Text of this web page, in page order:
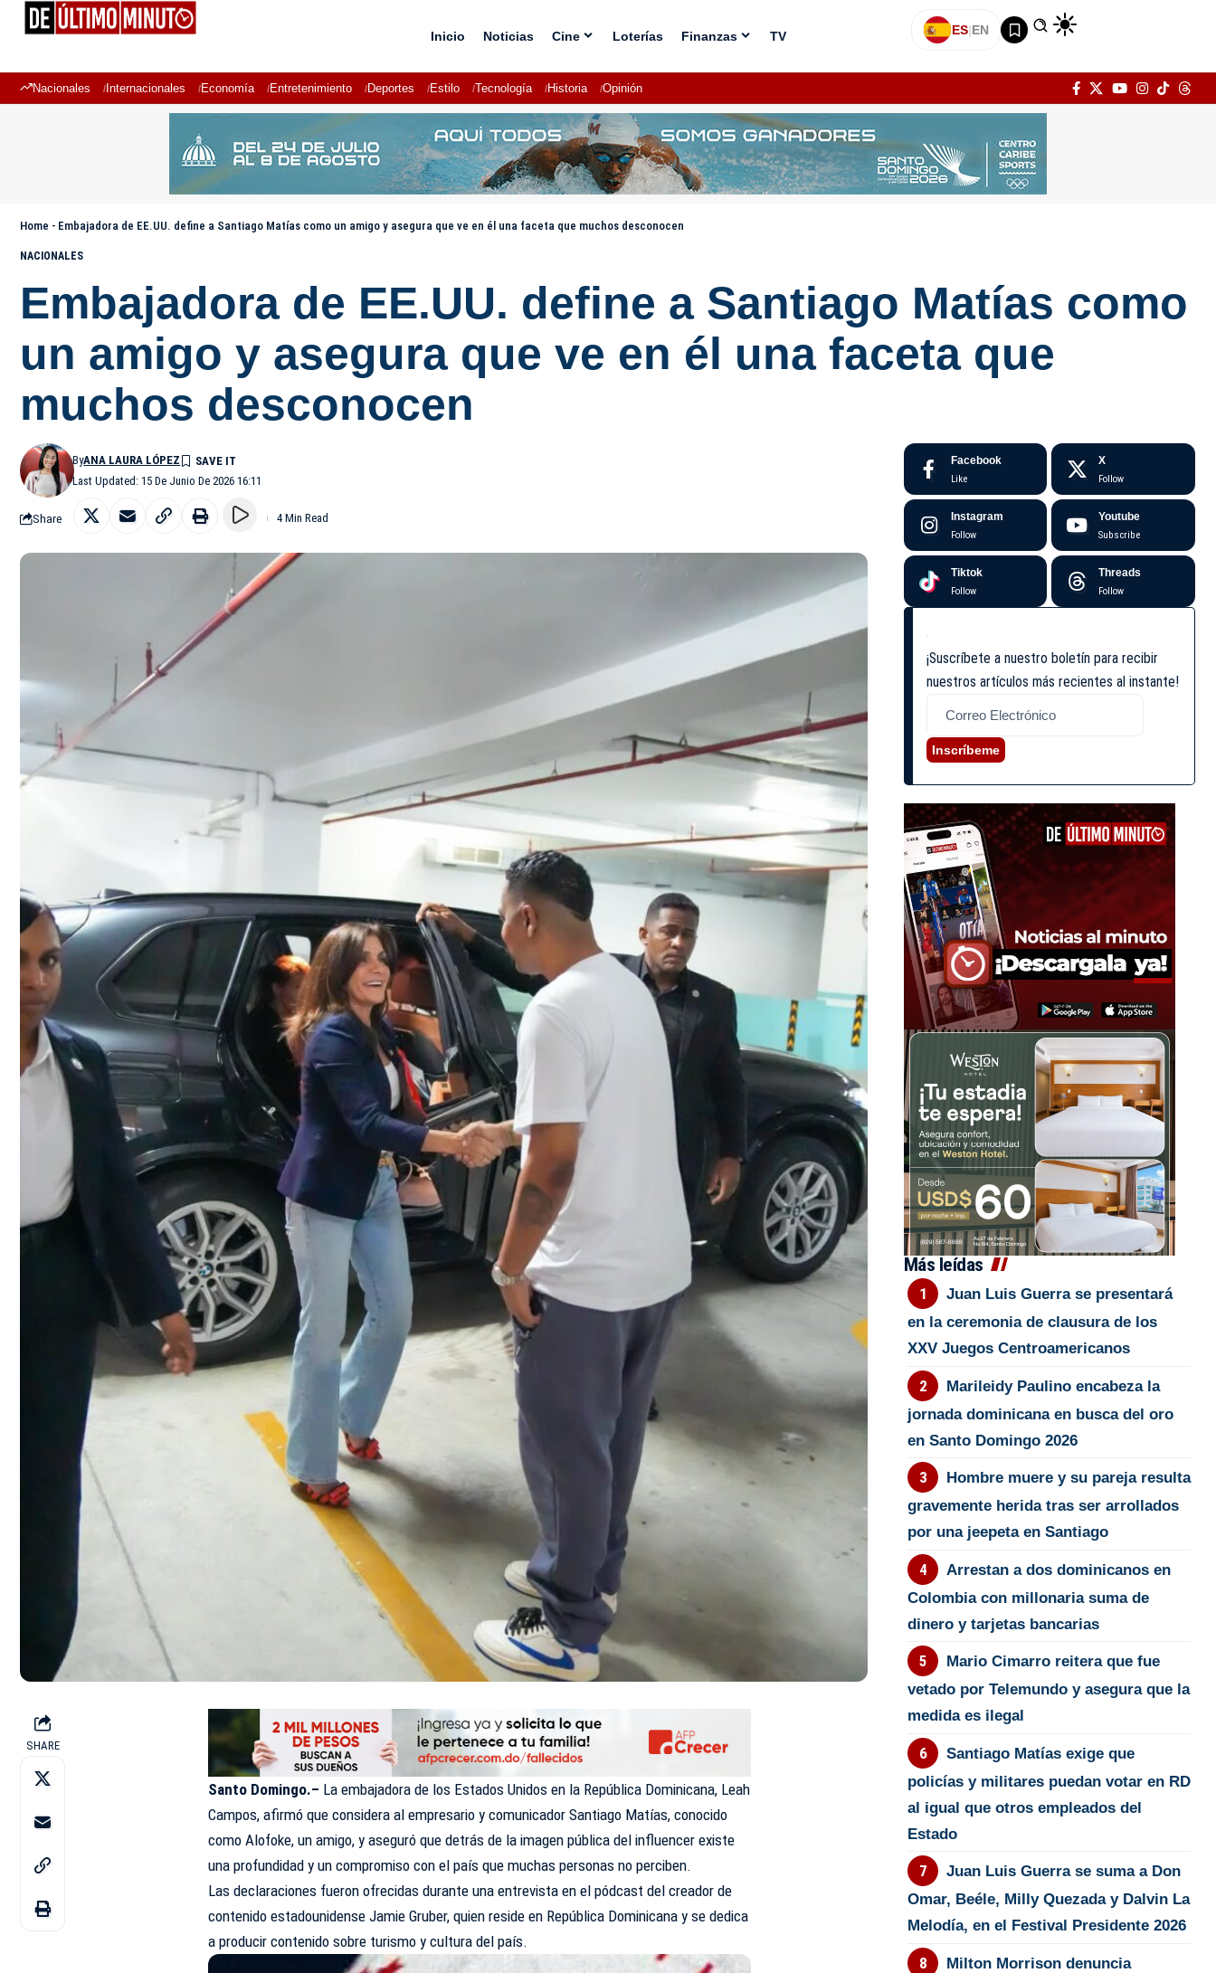
Inicio Noticias Cine Loterías Finanzas TV ES|EN
Nacionales Internacionales Economía Entretenimiento Deportes Estilo Tecnología Historia Opinión
Home - Embajadora de EE.UU. define a Santiago Matías como un amigo y asegura que ve en él una faceta que muchos desconocen
NACIONALES
Embajadora de EE.UU. define a Santiago Matías como
un amigo y asegura que ve en él una faceta que
muchos desconocen
Last Updated: 15 De Junio De 2026 16:11
ByANA LAURA LÓPEZ
Share 4 Min Read
SHARE
Santo Domingo.– La embajadora de los Estados Unidos en la República Dominicana, Leah
Campos, afirmó que considera al empresario y comunicador Santiago Matías, conocido
como Alofoke, un amigo, y aseguró que detrás de la imagen pública del influencer existe
una profundidad y un compromiso con el país que muchas personas no perciben.
Las declaraciones fueron ofrecidas durante una entrevista en el pódcast del creador de
contenido estadounidense Jamie Gruber, quien reside en República Dominicana y se dedica
a producir contenido sobre turismo y cultura del país.
Facebook
Like
X
Follow
Instagram
Follow
Youtube
Subscribe
Tiktok
Follow
Threads
Follow
¡Suscríbete a nuestro boletín para recibir
nuestros artículos más recientes al instante!
Inscríbeme
Más leídas
Juan Luis Guerra se presentará
en la ceremonia de clausura de los
XXV Juegos Centroamericanos
Marileidy Paulino encabeza la
jornada dominicana en busca del oro
en Santo Domingo 2026
Hombre muere y su pareja resulta
gravemente herida tras ser arrollados
por una jeepeta en Santiago
Arrestan a dos dominicanos en
Colombia con millonaria suma de
dinero y tarjetas bancarias
Mario Cimarro reitera que fue
vetado por Telemundo y asegura que la
medida es ilegal
Santiago Matías exige que
policías y militares puedan votar en RD
al igual que otros empleados del
Estado
Juan Luis Guerra se suma a Don
Omar, Beéle, Milly Quezada y Dalvin La
Melodía, en el Festival Presidente 2026
Milton Morrison denuncia